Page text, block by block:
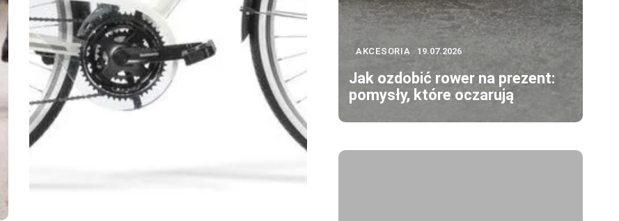
AKCESORIA 19.07.2026
Jak ozdobić rower na prezent:
pomysły, które oczarują